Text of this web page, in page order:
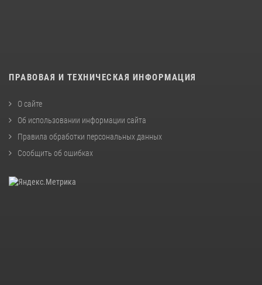
ПРАВОВАЯ И ТЕХНИЧЕСКАЯ ИНФОРМАЦИЯ
О сайте
Об использовании информации сайта
Правила обработки персональных данных
Сообщить об ошибках